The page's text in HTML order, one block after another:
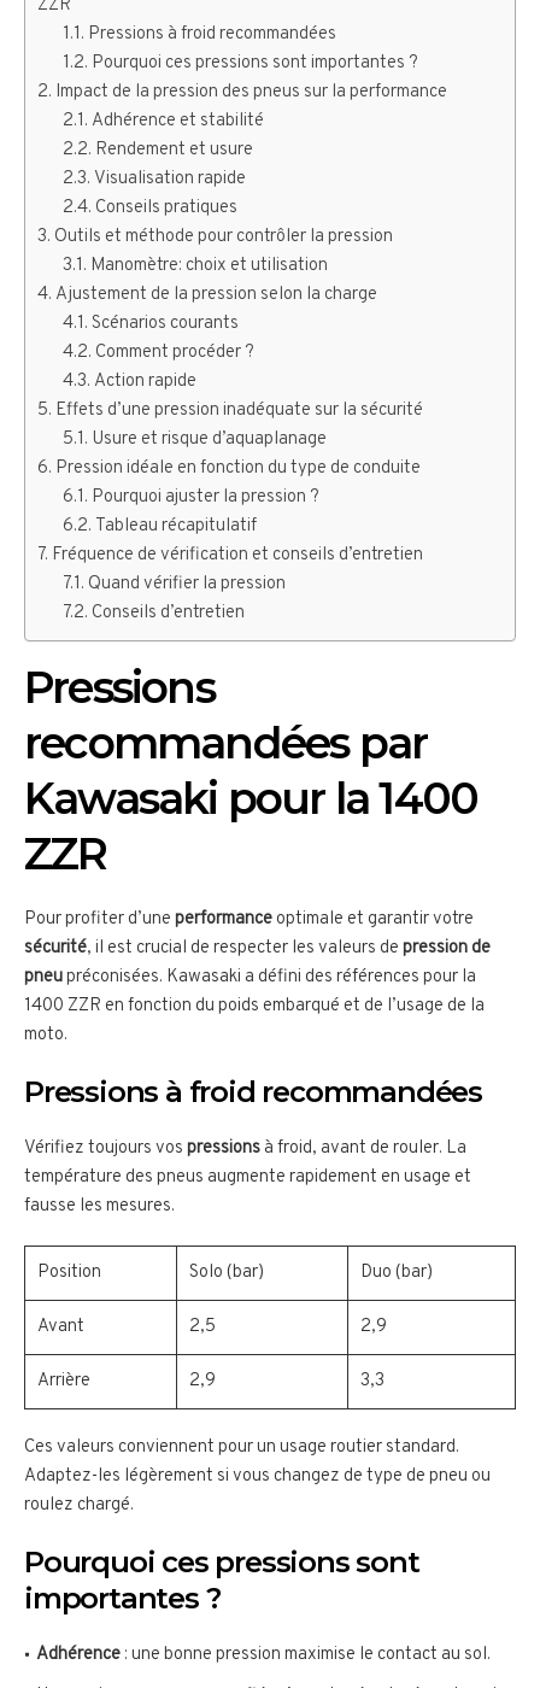
ZZR
Pressions à froid recommandées
Pourquoi ces pressions sont importantes ?
Impact de la pression des pneus sur la performance
Adhérence et stabilité
Rendement et usure
Visualisation rapide
Conseils pratiques
Outils et méthode pour contrôler la pression
Manomètre: choix et utilisation
Ajustement de la pression selon la charge
Scénarios courants
Comment procéder ?
Action rapide
Effets d’une pression inadéquate sur la sécurité
Usure et risque d’aquaplanage
Pression idéale en fonction du type de conduite
Pourquoi ajuster la pression ?
Tableau récapitulatif
Fréquence de vérification et conseils d’entretien
Quand vérifier la pression
Conseils d’entretien
Pressions
recommandées par
Kawasaki pour la 1400
ZZR
Pour profiter d’une performance optimale et garantir votre
sécurité, il est crucial de respecter les valeurs de pression de
pneupréconisées. Kawasaki a défini des références pour la
1400 ZZR en fonction du poids embarqué et de l’usage de la
moto.
Pressions à froid recommandées
Vérifiez toujours vos pressions à froid, avant de rouler. La
température des pneus augmente rapidement en usage et
fausse les mesures.
Position Solo (bar) Duo (bar)
Avant 2,5 2,9
Arrière 2,9 3,3
Ces valeurs conviennent pour un usage routier standard.
Adaptez-les légèrement si vous changez de type de pneu ou
roulez chargé.
Pourquoi ces pressions sont
importantes ?
Adhérence : une bonne pression maximise le contact au sol.